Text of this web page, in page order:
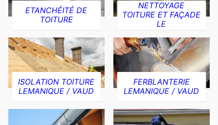
ETANCHÉITÉ DE
TOITURE
NETTOYAGE
TOITURE ET FAÇADE
LE
ISOLATION TOITURE
LEMANIQUE / VAUD
FERBLANTERIE
LEMANIQUE / VAUD